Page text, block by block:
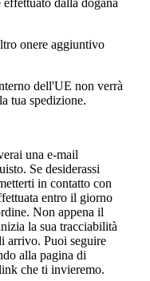
dalla dogana
onere aggiuntivo
dell'UE non verrà
tua spedizione.
una e-mail
Se desiderassi
in contatto con
entro il giorno
Non appena il
la sua tracciabilità
arrivo. Puoi seguire
alla pagina di
che ti invieremo.